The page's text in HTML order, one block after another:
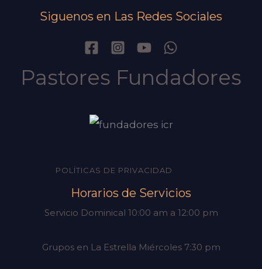
Siguenos en Las Redes Sociales
Pastores Fundadores
POLÍTICAS DE PRIVACIDAD
Horarios de Servicios
Servicio Dominical 10:00 am a 12:00 pm
Grupos en La Estrella Miércoles 7:30 pm